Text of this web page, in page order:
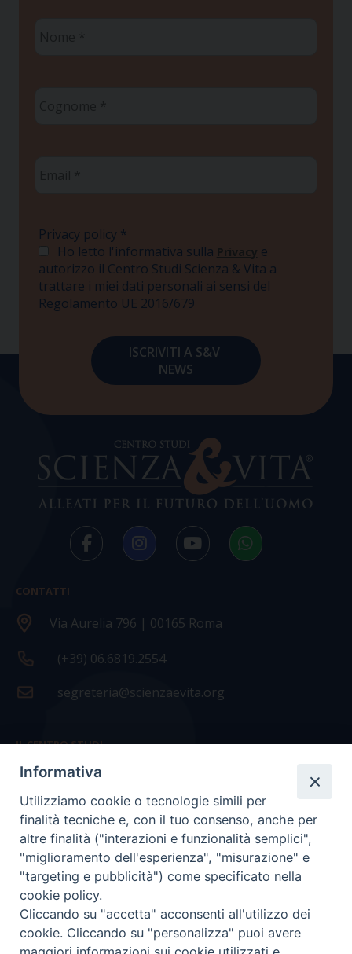
Privacy policy *
Ho letto l'informativa sulla Privacy e
autorizzo il Centro Studi Scienza & Vita a
trattare i miei dati personali ai sensi del
Regolamento UE 2016/679
CONTATTI
Via Aurelia 796 | 00165 Roma
(+39) 06.6819.2554
segreteria@scienzaevita.org
IL CENTRO STUDI
La nostra storia
Statuto
Presidenza e ufficio presidenza
Consiglio scientifico
Coordinamento nazionale
Informativa
Utilizziamo cookie o tecnologie simili per
finalità tecniche e, con il tuo consenso, anche per
altre finalità ("interazioni e funzionalità semplici",
"miglioramento dell'esperienza", "misurazione" e
"targeting e pubblicità") come specificato nella
cookie policy.
Cliccando su "accetta" acconsenti all'utilizzo dei
cookie. Cliccando su "personalizza" puoi avere